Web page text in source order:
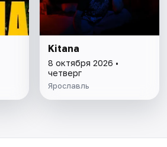
Kitana
8 октября 2026 •
четверг
Ярославль